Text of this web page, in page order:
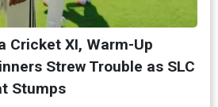
Cricket XI, Warm-Up
Strew Trouble as SLC
Stumps